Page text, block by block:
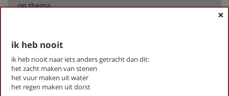
op thema
Kouwenaar, Gerrit
het bezit van een ruïne
ik heb nooit
men moet
×
ik heb nooit
ik heb nooit naar iets anders getracht dan dit:
het zacht maken van stenen
het vuur maken uit water
het regen maken uit dorst